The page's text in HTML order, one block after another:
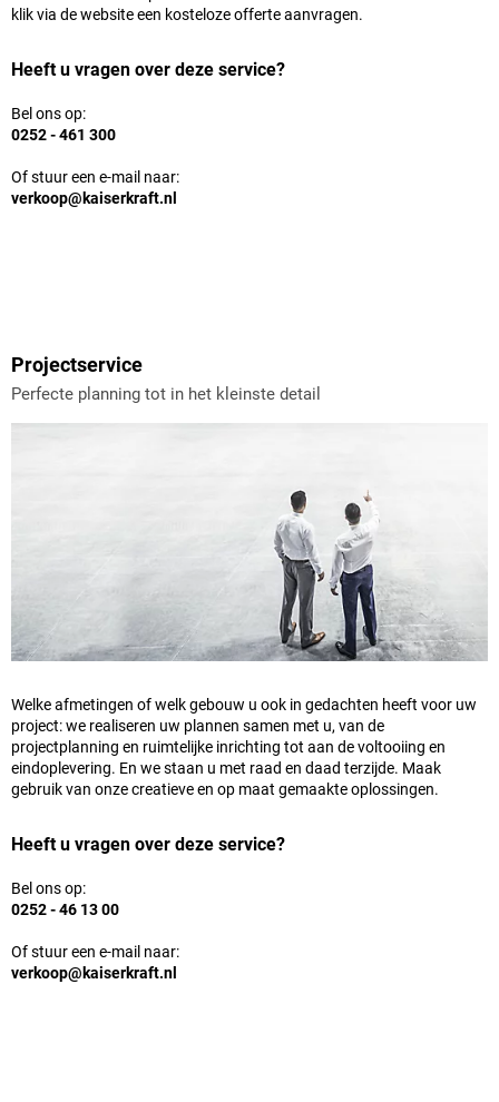
klik via de website een kosteloze offerte aanvragen.
Heeft u vragen over deze service?
Bel ons op:
0252 - 461 300
Of stuur een e-mail naar:
verkoop@kaiserkraft.nl
Projectservice
Perfecte planning tot in het kleinste detail
Welke afmetingen of welk gebouw u ook in gedachten heeft voor uw
project: we realiseren uw plannen samen met u, van de
projectplanning en ruimtelijke inrichting tot aan de voltooiing en
eindoplevering. En we staan u met raad en daad terzijde. Maak
gebruik van onze creatieve en op maat gemaakte oplossingen.
Heeft u vragen over deze service?
Bel ons op:
0252 - 46 13 00
Of stuur een e-mail naar:
verkoop@kaiserkraft.nl